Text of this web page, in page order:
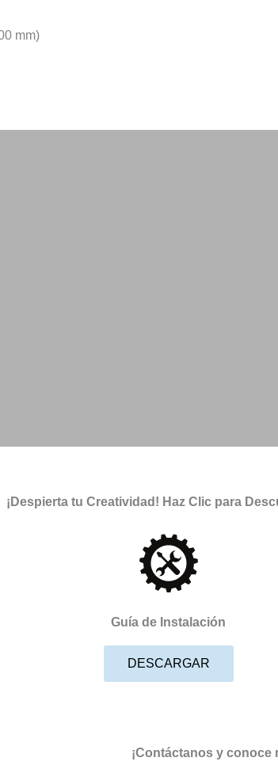
mm)
¡Despierta tu Creatividad! Haz Clic para
Guía de Instalación
DESCARGAR
¡Contáctanos y